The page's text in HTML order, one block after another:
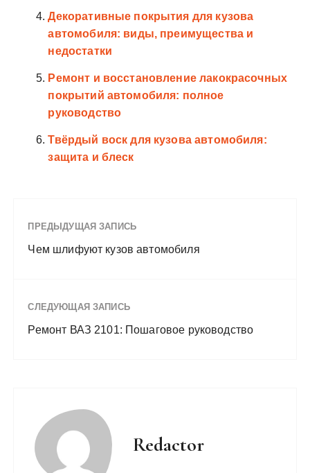
Декоративные покрытия для кузова
автомобиля: виды, преимущества и
недостатки
Ремонт и восстановление лакокрасочных
покрытий автомобиля: полное
руководство
Твёрдый воск для кузова автомобиля:
защита и блеск
ПРЕДЫДУЩАЯ ЗАПИСЬ
Чем шлифуют кузов автомобиля
СЛЕДУЮЩАЯ ЗАПИСЬ
Ремонт ВАЗ 2101: Пошаговое руководство
Redactor